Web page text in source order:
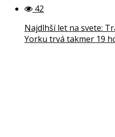
42
Najdlhší let na svete:
Yorku trvá takmer 19